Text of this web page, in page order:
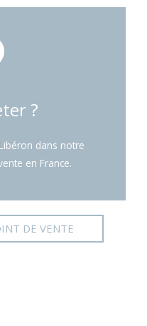
?
dans notre
en France.
DE VENTE